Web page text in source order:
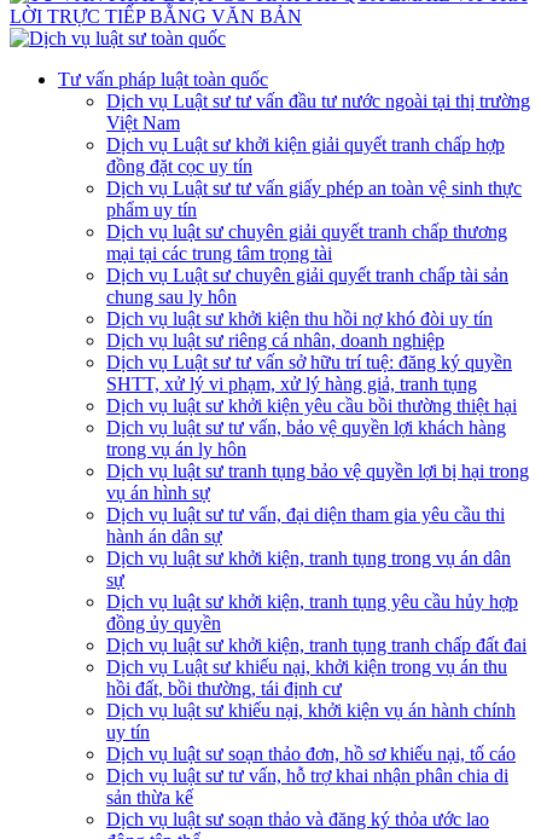
Tư vấn pháp luật toàn quốc
Dịch vụ Luật sư tư vấn đầu tư nước ngoài tại thị trường
Việt Nam
Dịch vụ Luật sư khởi kiện giải quyết tranh chấp hợp
đồng đặt cọc uy tín
Dịch vụ Luật sư tư vấn giấy phép an toàn vệ sinh thực
phẩm uy tín
Dịch vụ luật sư chuyên giải quyết tranh chấp thương
mại tại các trung tâm trọng tài
Dịch vụ Luật sư chuyên giải quyết tranh chấp tài sản
chung sau ly hôn
Dịch vụ luật sư khởi kiện thu hồi nợ khó đòi uy tín
Dịch vụ luật sư riêng cá nhân, doanh nghiệp
Dịch vụ Luật sư tư vấn sở hữu trí tuệ: đăng ký quyền
SHTT, xử lý vi phạm, xử lý hàng giả, tranh tụng
Dịch vụ luật sư khởi kiện yêu cầu bồi thường thiệt hại
Dịch vụ luật sư tư vấn, bảo vệ quyền lợi khách hàng
trong vụ án ly hôn
Dịch vụ luật sư tranh tụng bảo vệ quyền lợi bị hại trong
vụ án hình sự
Dịch vụ luật sư tư vấn, đại diện tham gia yêu cầu thi
hành án dân sự
Dịch vụ luật sư khởi kiện, tranh tụng trong vụ án dân
sự
Dịch vụ luật sư khởi kiện, tranh tụng yêu cầu hủy hợp
đồng ủy quyền
Dịch vụ luật sư khởi kiện, tranh tụng tranh chấp đất đai
Dịch vụ Luật sư khiếu nại, khởi kiện trong vụ án thu
hồi đất, bồi thường, tái định cư
Dịch vụ luật sư khiếu nại, khởi kiện vụ án hành chính
uy tín
Dịch vụ luật sư soạn thảo đơn, hồ sơ khiếu nại, tố cáo
Dịch vụ luật sư tư vấn, hỗ trợ khai nhận phân chia di
sản thừa kế
Dịch vụ luật sư soạn thảo và đăng ký thỏa ước lao